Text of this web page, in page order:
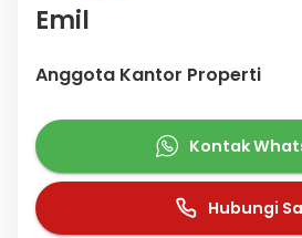
Emil
Anggota Kantor Properti
Kontak
Hubungi